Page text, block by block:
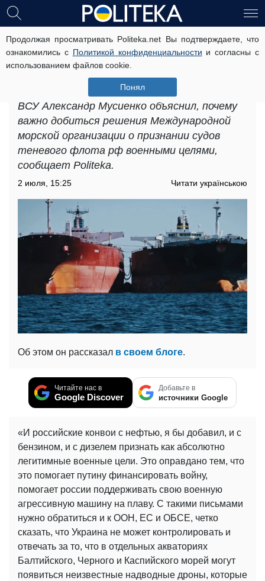
Продолжая просматривать Politeka.net Вы подтверждаете, что
ознакомились с Политикой конфиденциальности и согласны с
использованием файлов cookie.
Понял
Надо перекрывать кислород и
думать о мощной морской блокаде,
– эксперт о теневом флоте рф
Политический эксперт и военнослужащий
ВСУ Александр Мусиенко объяснил, почему
важно добиться решения Международной
морской организации о признании судов
теневого флота рф военными целями,
сообщает Politeka.
2 июля, 15:25 Читати українською
Об этом он рассказал в своем блоге.
Читайте нас в
Google Discover
Добавьте в
источники Google
«И российские конвои с нефтью, я бы добавил, и с
бензином, и с дизелем признать как абсолютно
легитимные военные цели. Это оправдано тем, что
это помогает путину финансировать войну,
помогает россии поддерживать свою военную
агрессивную машину на плаву. С такими письмами
нужно обратиться и к ООН, ЕС и ОБСЕ, четко
сказать, что Украина не может контролировать и
отвечать за то, что в отдельных акваториях
Балтийского, Черного и Каспийского морей могут
появиться неизвестные надводные дроны, которые